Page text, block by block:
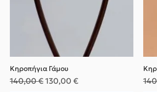
Κηροπήγια Γάμου
Κανονική τιμή
140,00 € Τιμή Έκπτωσης
130,00 €